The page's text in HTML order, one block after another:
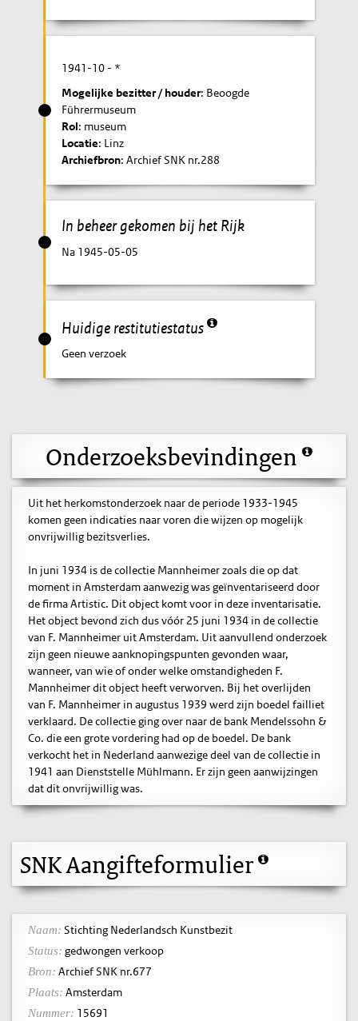
1941-10 - *
Mogelijke bezitter / houder: Beoogde
Führermuseum
Rol: museum
Locatie: Linz
Archiefbron: Archief SNK nr.288
In beheer gekomen bij het Rijk
Na 1945-05-05
Huidige restitutiestatus
Geen verzoek
Onderzoeksbevindingen
Uit het herkomstonderzoek naar de periode 1933-1945
komen geen indicaties naar voren die wijzen op mogelijk
onvrijwillig bezitsverlies.
In juni 1934 is de collectie Mannheimer zoals die op dat
moment in Amsterdam aanwezig was geïnventariseerd door
de firma Artistic. Dit object komt voor in deze inventarisatie.
Het object bevond zich dus vóór 25 juni 1934 in de collectie
van F. Mannheimer uit Amsterdam. Uit aanvullend onderzoek
zijn geen nieuwe aanknopingspunten gevonden waar,
wanneer, van wie of onder welke omstandigheden F.
Mannheimer dit object heeft verworven. Bij het overlijden
van F. Mannheimer in augustus 1939 werd zijn boedel failliet
verklaard. De collectie ging over naar de bank Mendelssohn &
Co. die een grote vordering had op de boedel. De bank
verkocht het in Nederland aanwezige deel van de collectie in
1941 aan Dienststelle Mühlmann. Er zijn geen aanwijzingen
dat dit onvrijwillig was.
SNK Aangifteformulier
Naam: Stichting Nederlandsch Kunstbezit
Status: gedwongen verkoop
Bron: Archief SNK nr.677
Plaats: Amsterdam
Nummer: 15691